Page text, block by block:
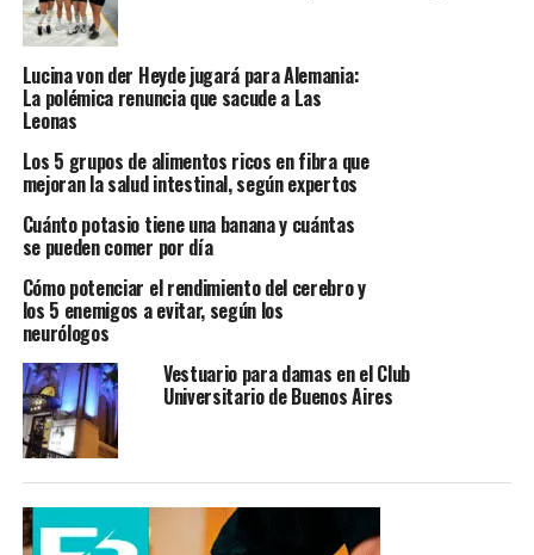
Lucina von der Heyde jugará para Alemania:
La polémica renuncia que sacude a Las
Leonas
Los 5 grupos de alimentos ricos en fibra que
mejoran la salud intestinal, según expertos
Cuánto potasio tiene una banana y cuántas
se pueden comer por día
Cómo potenciar el rendimiento del cerebro y
los 5 enemigos a evitar, según los
neurólogos
Vestuario para damas en el Club
Universitario de Buenos Aires